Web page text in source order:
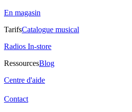
En magasin
TarifsCatalogue musical
Radios In-store
RessourcesBlog
Centre d'aide
Contact